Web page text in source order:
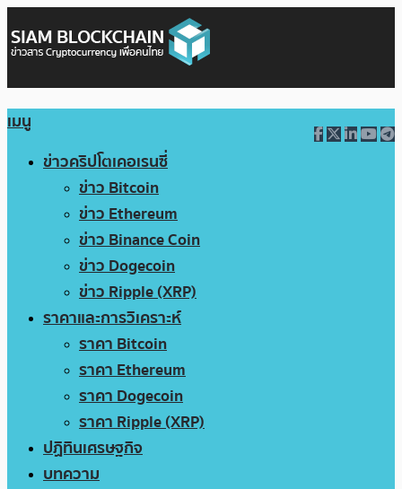
เมนู
ข่าวคริปโตเคอเรนซี่
ข่าว Bitcoin
ข่าว Ethereum
ข่าว Binance Coin
ข่าว Dogecoin
ข่าว Ripple (XRP)
ราคาและการวิเคราะห์
ราคา Bitcoin
ราคา Ethereum
ราคา Dogecoin
ราคา Ripple (XRP)
ปฏิทินเศรษฐกิจ
บทความ